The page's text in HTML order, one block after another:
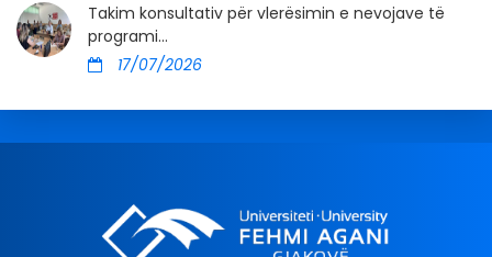
Takim konsultativ për vlerësimin e nevojave të
programi...
17/07/2026